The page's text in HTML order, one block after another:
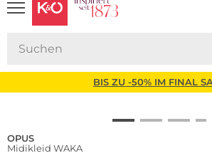
UNSERE APP
CLICK &
BIS ZU -50% IM FINAL
OPUS
Midikleid WAKA